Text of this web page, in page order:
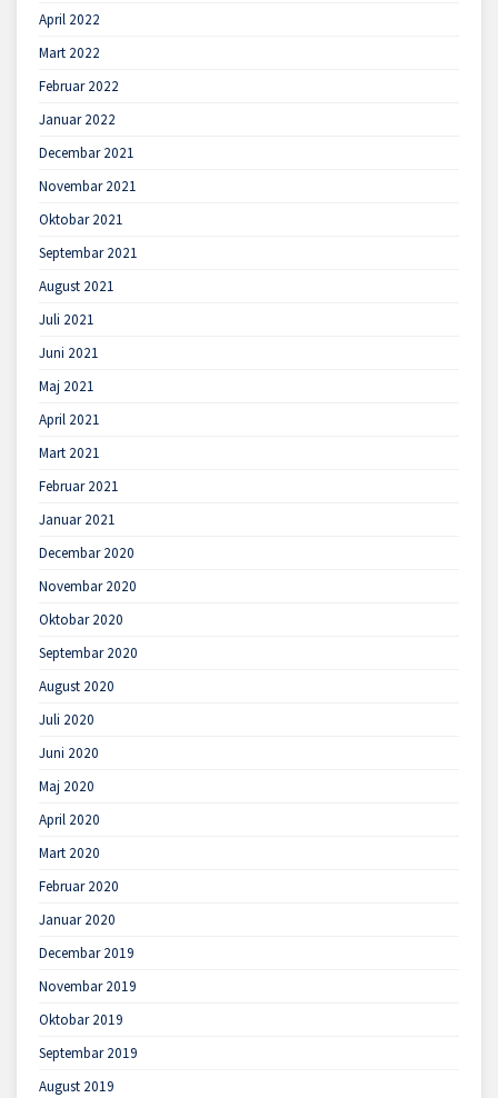
April 2022
Mart 2022
Februar 2022
Januar 2022
Decembar 2021
Novembar 2021
Oktobar 2021
Septembar 2021
August 2021
Juli 2021
Juni 2021
Maj 2021
April 2021
Mart 2021
Februar 2021
Januar 2021
Decembar 2020
Novembar 2020
Oktobar 2020
Septembar 2020
August 2020
Juli 2020
Juni 2020
Maj 2020
April 2020
Mart 2020
Februar 2020
Januar 2020
Decembar 2019
Novembar 2019
Oktobar 2019
Septembar 2019
August 2019